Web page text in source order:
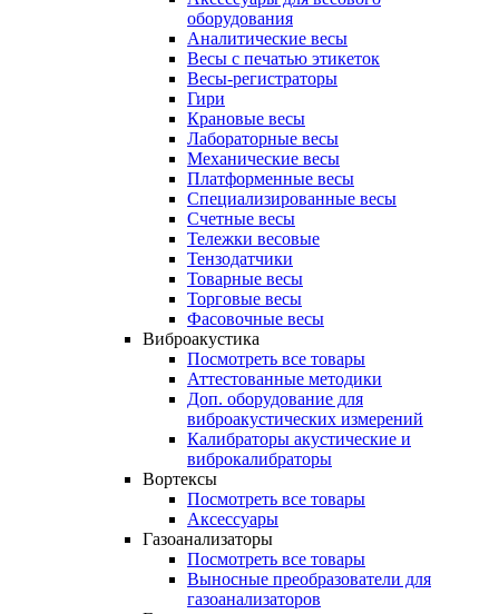
оборудования
Аналитические весы
Весы с печатью этикеток
Весы-регистраторы
Гири
Крановые весы
Лабораторные весы
Механические весы
Платформенные весы
Специализированные весы
Счетные весы
Тележки весовые
Тензодатчики
Товарные весы
Торговые весы
Фасовочные весы
Виброакустика
Посмотреть все товары
Аттестованные методики
Доп. оборудование для
виброакустических измерений
Калибраторы акустические и
виброкалибраторы
Вортексы
Посмотреть все товары
Аксессуары
Газоанализаторы
Посмотреть все товары
Выносные преобразователи для
газоанализаторов